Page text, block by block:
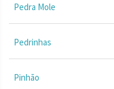
Pedra Mole
Pedrinhas
Pinhão